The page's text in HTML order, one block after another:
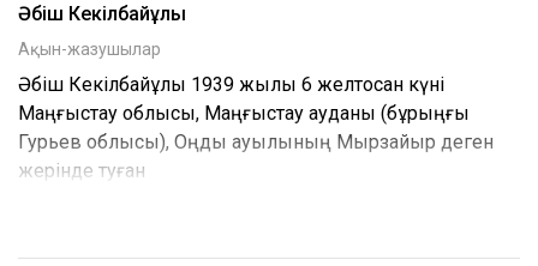
Әбіш Кекілбайұлы
Ақын-жазушылар
Әбіш Кекілбайұлы 1939 жылы 6 желтоқсан күні
Маңғыстау облысы, Маңғыстау ауданы (бұрыңғы
Гурьев облысы), Оңды ауылының Мырзайыр деген
жерінде туған